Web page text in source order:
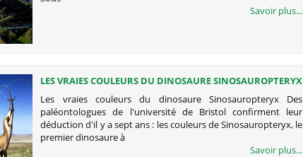
Savoir plus...
LES VRAIES COULEURS DU DINOSAURE SINOSAUROPTERYX
Les vraies couleurs du dinosaure Sinosauropteryx Des
paléontologues de l'université de Bristol confirment leur
déduction d'il y a sept ans : les couleurs de Sinosauropteryx, le
premier dinosaure à
Savoir plus...